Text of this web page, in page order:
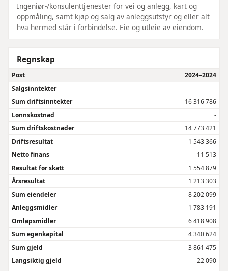
Ingeniør-/konsulenttjenester for vei og anlegg, kart og
oppmåling, samt kjøp og salg av anleggsutstyr og eller alt
hva hermed står i forbindelse. Eie og utleie av eiendom.
Regnskap
Post
2024–2024
Salgsinntekter
-
Sum driftsinntekter
16 316 786
Lønnskostnad
-
Sum driftskostnader
14 773 421
Driftsresultat
1 543 366
Netto finans
11 513
Resultat før skatt
1 554 879
Årsresultat
1 213 303
Sum eiendeler
8 202 099
Anleggsmidler
1 783 191
Omløpsmidler
6 418 908
Sum egenkapital
4 340 624
Sum gjeld
3 861 475
Langsiktig gjeld
22 090